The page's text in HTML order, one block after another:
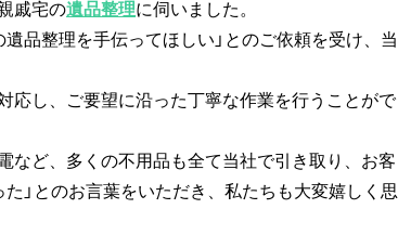
戚宅の遺品整理に伺いました。
品整理を手伝ってほしい」とのご依頼を受け、当
応し、ご要望に沿った丁寧な作業を行うことがで
など、多くの不用品も全て当社で引き取り、お客
」とのお言葉をいただき、私たちも大変嬉しく思